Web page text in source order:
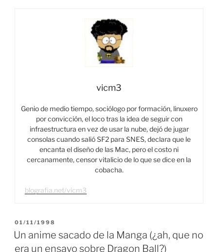
vicm3
Genio de medio tiempo, sociólogo por formación, linuxero
por convicción, el loco tras la idea de seguir con
infraestructura en vez de usar la nube, dejó de jugar
consolas cuando salió SF2 para SNES, declara que le
encanta el diseño de las Mac, pero el costo ni
cercanamente, censor vitalicio de lo que se dice en la
cobacha.
blografia.net/vicm3
PUBLICADO
EL
01/11/1998
Un anime sacado de la Manga (¿ah, que no
era un ensayo sobre Dragon Ball?)